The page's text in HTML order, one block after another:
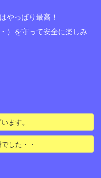
やっぱり最高！
）を守って安全に楽しみ
ます。
した・・